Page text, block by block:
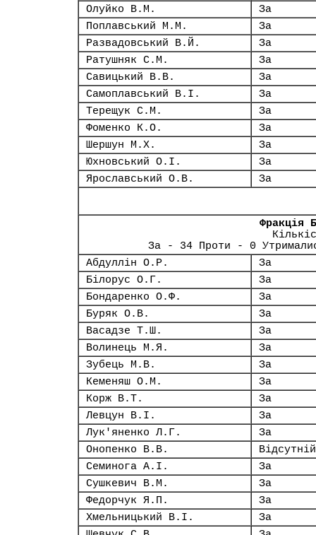
Олуйко В.М.
За
Поплавський М.М.
За
Развадовський В.Й.
За
Ратушняк С.М.
За
Савицький В.В.
За
Самоплавський В.І.
За
Терещук С.М.
За
Фоменко К.О.
За
Шершун М.Х.
За
Юхновський О.І.
За
Ярославський О.В.
За
Фракція
За - 34 Проти - 0
Абдуллін О.Р.
За
Білорус О.Г.
За
Бондаренко О.Ф.
За
Буряк О.В.
За
Васадзе Т.Ш.
За
Волинець М.Я.
За
Зубець М.В.
За
Кеменяш О.М.
За
Корж В.Т.
За
Левцун В.І.
За
Лук'яненко Л.Г.
За
Онопенко В.В.
Відсутній
Семинога А.І.
За
Сушкевич В.М.
За
Федорчук Я.П.
За
Хмельницький В.І.
За